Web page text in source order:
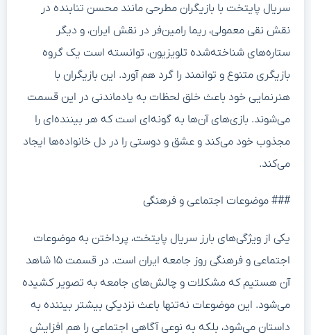
سریال پایتخت با بازیگران مطرحی مانند محسن تنابنده در
نقش نقی معمولی، ریما رامین‌فر در نقش ایران، و دیگر
ستاره‌های شناخته‌شده تلویزیون، توانسته است یک گروه
بازیگری متنوع و توانمند را گرد هم آورد. این بازیگران با
هنرنمایی خود باعث خلق لحظات به یادماندنی در این قسمت
می‌شوند. بازی‌های آن‌ها به گونه‌ای است که هر بیننده‌ای را
مجذوب خود می‌کند و عشق و دوستی را در دل خانواده‌ها ایجاد
می‌کند.
### موضوعات اجتماعی و فرهنگی
یکی از ویژگی‌های بارز سریال پایتخت، پرداختن به موضوعات
اجتماعی و فرهنگی روز جامعه ایران است. در قسمت ۱۵ شاهد
آن هستیم که مشکلات و چالش‌های جامعه به تصویر کشیده
می‌شود. این موضوعات نه‌تنها باعث نزدیکی بیشتر بیننده به
داستان می‌شود، بلکه به نوعی آگاهی اجتماعی را هم افزایش